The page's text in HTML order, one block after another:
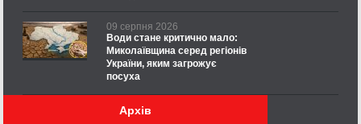
09 серпня 2026
Води стане критично мало:
Миколаївщина серед регіонів
України, яким загрожує
посуха
Архів